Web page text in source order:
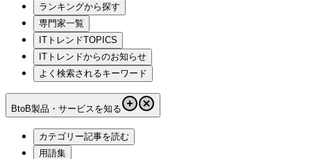
ランキングから探す
専門家一覧
ITトレンドTOPICS
ITトレンドからのお知らせ
よく検索されるキーワード
BtoB製品・サービスを知る
カテゴリー記事を読む
用語集